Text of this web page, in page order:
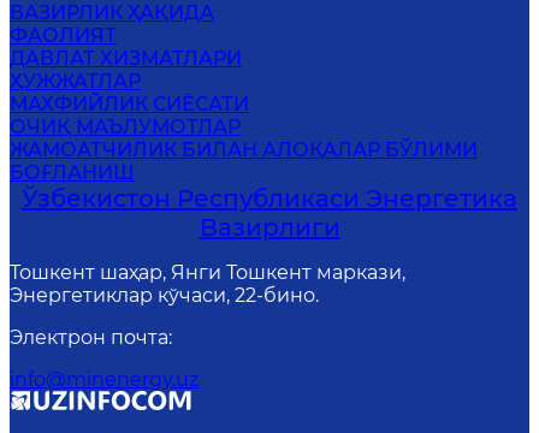
ВАЗИРЛИК ҲАҚИДА
ФАОЛИЯТ
ДАВЛАТ ХИЗМАТЛАРИ
ҲУЖЖАТЛАР
МАХФИЙЛИК СИЁСАТИ
ОЧИҚ МАЪЛУМОТЛАР
ЖАМОАТЧИЛИК БИЛАН АЛОҚАЛАР БЎЛИМИ
БОҒЛАНИШ
Ўзбекистон Республикаси Энергетика
Вазирлиги
Тошкент шаҳар, Янги Тошкент маркази,
Энергетиклар кўчаси, 22-бино.
Электрон почта:
info@minenergy.uz